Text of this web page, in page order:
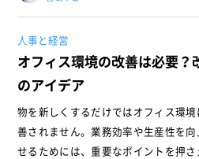
人事と経営
オフィス環境の改善は必要？
のアイデア
物を新しくするだけではオフィス環境
善されません。業務効率や生産性を向
せるためには、重要なポイントを押さ